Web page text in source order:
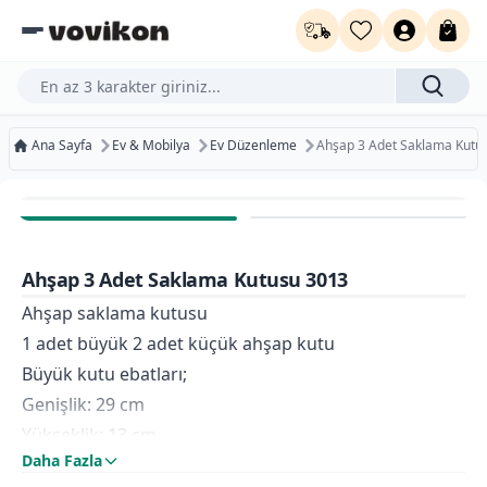
Ürün, kategori veya marka ara...
Ana Sayfa Ev & Mobilya Ev Düzenleme Ahşap 3 Adet Saklama
Ücretsiz Kargo
Kurumsal Faturaya Uygun
%100
Ahşap 3 Adet Saklama Kutusu 3013
Ahşap saklama kutusu
1 adet büyük 2 adet küçük ahşap kutu
Büyük kutu ebatları;
Genişlik: 29 cm
Yükseklik: 13 cm
Derinlik: 18 cm
Daha Fazla